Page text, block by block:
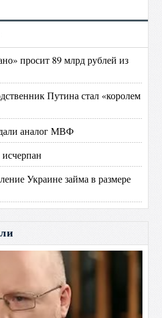
просит 89 млрд рублей из
Путина стал «королем
аналог МВФ
Украине займа в размере